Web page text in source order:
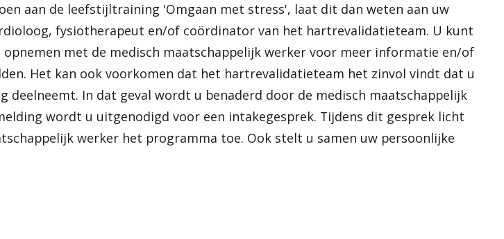
aan de leefstijltraining 'Omgaan met stress', laat dit dan weten aan uw
fysiotherapeut en/of coördinator van het hartrevalidatieteam. U kunt
met de medisch maatschappelijk werker voor meer informatie en/of
Het kan ook voorkomen dat het hartrevalidatieteam het zinvol vindt dat u
deelneemt. In dat geval wordt u benaderd door de medisch maatschappelijk
wordt u uitgenodigd voor een intakegesprek. Tijdens dit gesprek licht
werker het programma toe. Ook stelt u samen uw persoonlijke